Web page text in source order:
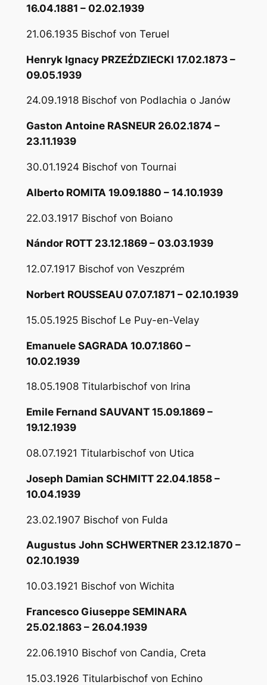
16.04.1881 – 02.02.1939
21.06.1935 Bischof von Teruel
Henryk Ignacy PRZEŹDZIECKI 17.02.1873 –
09.05.1939
24.09.1918 Bischof von Podlachia o Janów
Gaston Antoine RASNEUR 26.02.1874 –
23.11.1939
30.01.1924 Bischof von Tournai
Alberto ROMITA 19.09.1880 – 14.10.1939
22.03.1917 Bischof von Boiano
Nándor ROTT 23.12.1869 – 03.03.1939
12.07.1917 Bischof von Veszprém
Norbert ROUSSEAU 07.07.1871 – 02.10.1939
15.05.1925 Bischof Le Puy-en-Velay
Emanuele SAGRADA 10.07.1860 –
10.02.1939
18.05.1908 Titularbischof von Irina
Emile Fernand SAUVANT 15.09.1869 –
19.12.1939
08.07.1921 Titularbischof von Utica
Joseph Damian SCHMITT 22.04.1858 –
10.04.1939
23.02.1907 Bischof von Fulda
Augustus John SCHWERTNER 23.12.1870 –
02.10.1939
10.03.1921 Bischof von Wichita
Francesco Giuseppe SEMINARA
25.02.1863 – 26.04.1939
22.06.1910 Bischof von Candia, Creta
15.03.1926 Titularbischof von Echino